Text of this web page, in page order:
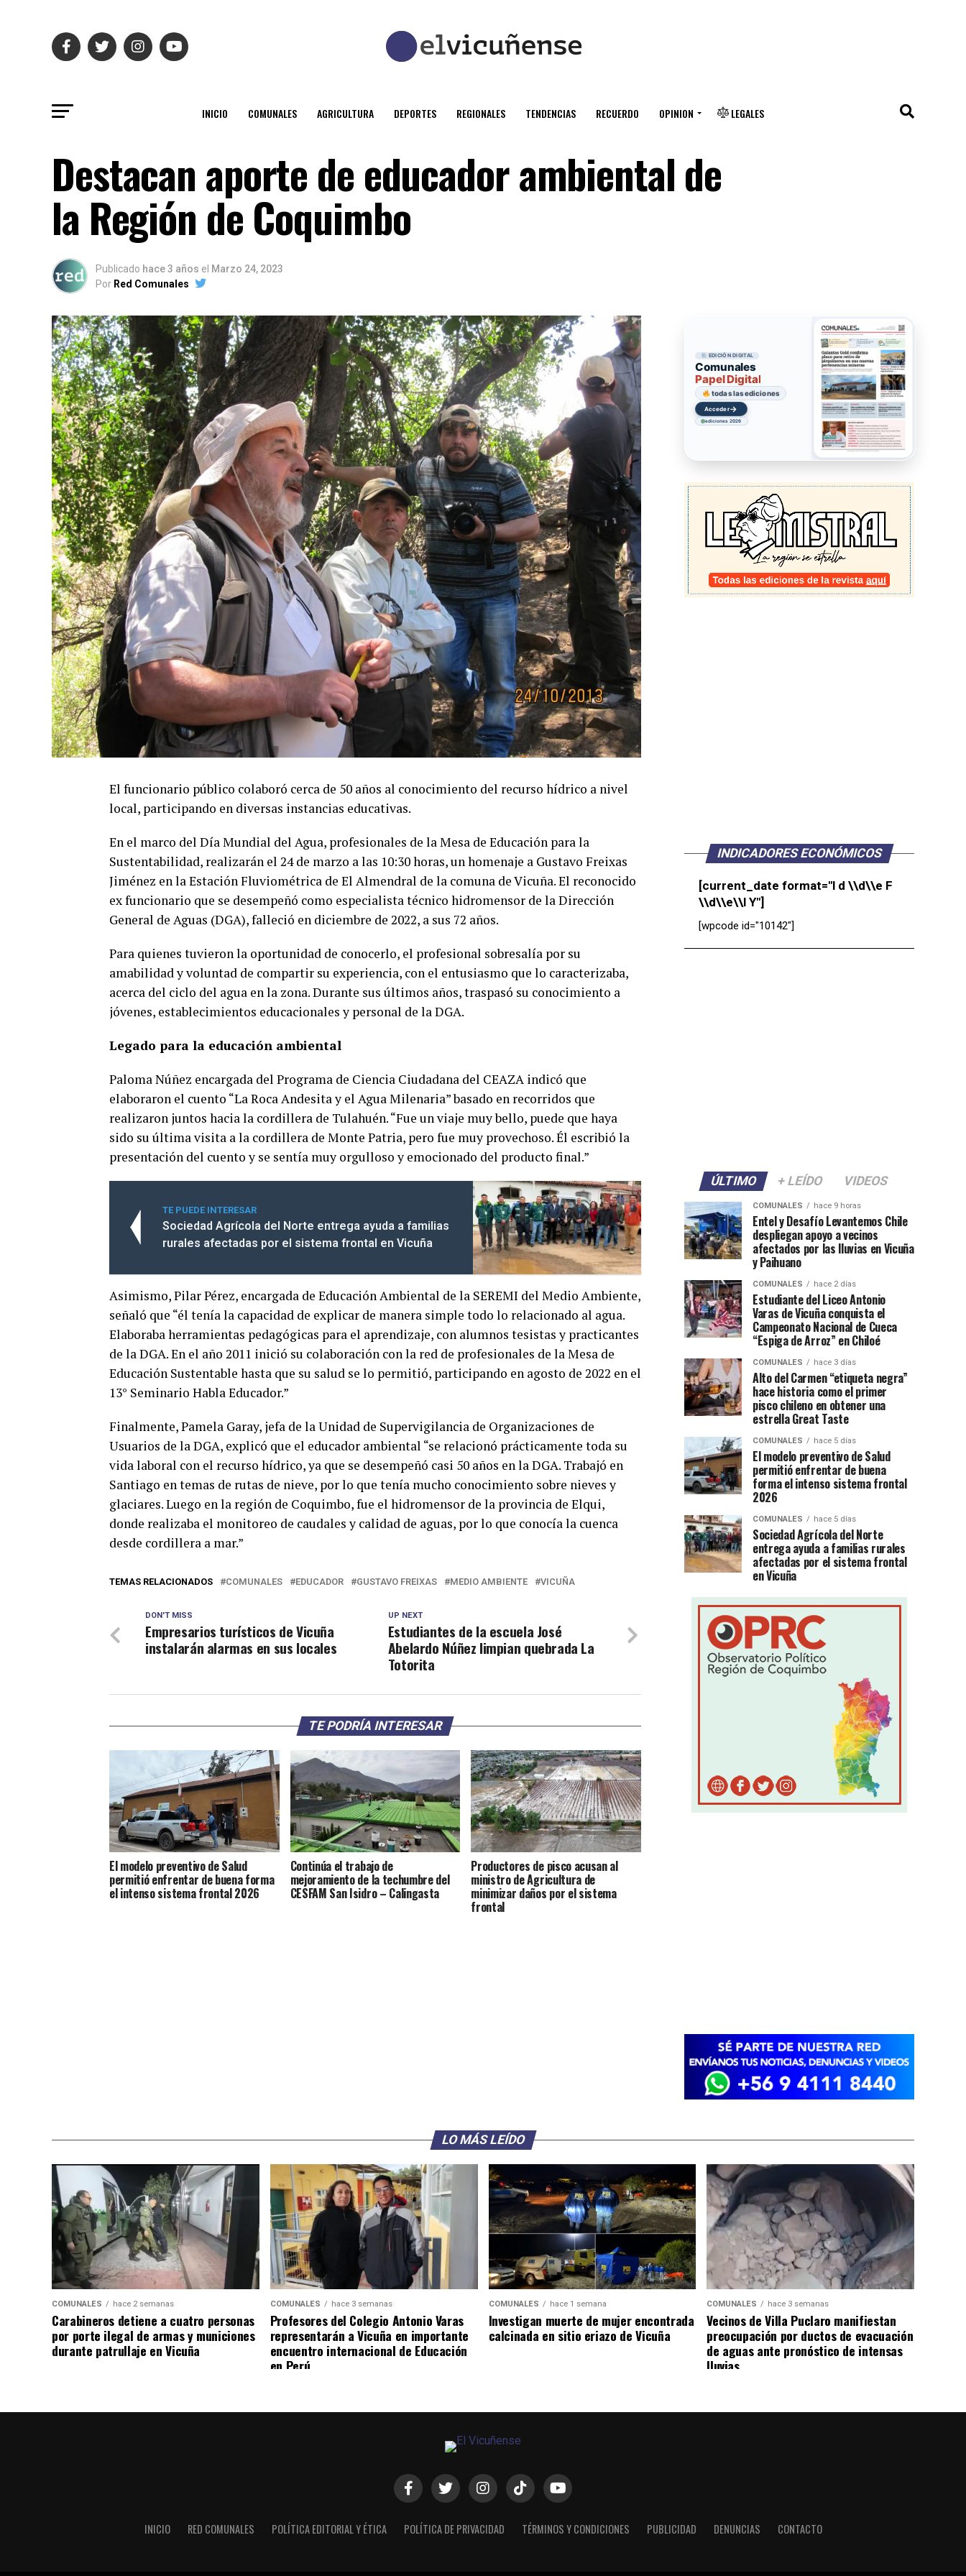
INICIO COMUNALES AGRICULTURA DEPORTES REGIONALES TENDENCIAS RECUERDO OPINION LEGALES
Destacan aporte de educador ambiental de
la Región de Coquimbo
Publicado hace 3 años el Marzo 24, 2023
Por Red Comunales
El funcionario público colaboró cerca de 50 años al conocimiento del recurso hídrico a nivel
local, participando en diversas instancias educativas.
En el marco del Día Mundial del Agua, profesionales de la Mesa de Educación para la
Sustentabilidad, realizarán el 24 de marzo a las 10:30 horas, un homenaje a Gustavo Freixas
Jiménez en la Estación Fluviométrica de El Almendral de la comuna de Vicuña. El reconocido
ex funcionario que se desempeñó como especialista técnico hidromensor de la Dirección
General de Aguas (DGA), falleció en diciembre de 2022, a sus 72 años.
Para quienes tuvieron la oportunidad de conocerlo, el profesional sobresalía por su
amabilidad y voluntad de compartir su experiencia, con el entusiasmo que lo caracterizaba,
acerca del ciclo del agua en la zona. Durante sus últimos años, traspasó su conocimiento a
jóvenes, establecimientos educacionales y personal de la DGA.
Legado para la educación ambiental
Paloma Núñez encargada del Programa de Ciencia Ciudadana del CEAZA indicó que
elaboraron el cuento “La Roca Andesita y el Agua Milenaria” basado en recorridos que
realizaron juntos hacia la cordillera de Tulahuén. “Fue un viaje muy bello, puede que haya
sido su última visita a la cordillera de Monte Patria, pero fue muy provechoso. Él escribió la
presentación del cuento y se sentía muy orgulloso y emocionado del producto final.”
TE PUEDE INTERESAR
Sociedad Agrícola del Norte entrega ayuda a familias
rurales afectadas por el sistema frontal en Vicuña
Asimismo, Pilar Pérez, encargada de Educación Ambiental de la SEREMI del Medio Ambiente,
señaló que “él tenía la capacidad de explicar de manera simple todo lo relacionado al agua.
Elaboraba herramientas pedagógicas para el aprendizaje, con alumnos tesistas y practicantes
de la DGA. En el año 2011 inició su colaboración con la red de profesionales de la Mesa de
Educación Sustentable hasta que su salud se lo permitió, participando en agosto de 2022 en el
13° Seminario Habla Educador.”
Finalmente, Pamela Garay, jefa de la Unidad de Supervigilancia de Organizaciones de
Usuarios de la DGA, explicó que el educador ambiental “se relacionó prácticamente toda su
vida laboral con el recurso hídrico, ya que se desempeñó casi 50 años en la DGA. Trabajó en
Santiago en temas de rutas de nieve, por lo que tenía mucho conocimiento sobre nieves y
glaciares. Luego en la región de Coquimbo, fue el hidromensor de la provincia de Elqui,
donde realizaba el monitoreo de caudales y calidad de aguas, por lo que conocía la cuenca
desde cordillera a mar.”
TEMAS RELACIONADOS COMUNALES EDUCADOR GUSTAVO FREIXAS MEDIO AMBIENTE VICUÑA
UP NEXT
Estudiantes de la escuela José
Abelardo Núñez limpian quebrada La
Totorita
DON'T MISS
Empresarios turísticos de Vicuña
instalarán alarmas en sus locales
TE PODRÍA INTERESAR
El modelo preventivo de Salud
permitió enfrentar de buena forma
el intenso sistema frontal 2026
Continúa el trabajo de
mejoramiento de la techumbre del
CESFAM San Isidro – Calingasta
Productores de pisco acusan al
ministro de Agricultura de
minimizar daños por el sistema
frontal
EDICIÓN DIGITAL
Comunales
Papel Digital
todas las ediciones
Acceder→
ediciones 2026
INDICADORES ECONÓMICOS
[current_date format="l d \\d\\e F
\\d\\e\\l Y"]
[wpcode id="10142"]
ÚLTIMO + LEÍDO VIDEOS
COMUNALES hace 9 horas
Entel y Desafío Levantemos Chile
despliegan apoyo a vecinos
afectados por las lluvias en Vicuña
y Paihuano
COMUNALES hace 2 días
Estudiante del Liceo Antonio
Varas de Vicuña conquista el
Campeonato Nacional de Cueca
“Espiga de Arroz” en Chiloé
COMUNALES hace 3 días
Alto del Carmen “etiqueta negra”
hace historia como el primer
pisco chileno en obtener una
estrella Great Taste
COMUNALES hace 5 días
El modelo preventivo de Salud
permitió enfrentar de buena
forma el intenso sistema frontal
2026
COMUNALES hace 5 días
Sociedad Agrícola del Norte
entrega ayuda a familias rurales
afectadas por el sistema frontal
en Vicuña
LO MÁS LEÍDO
COMUNALES hace 2 semanas
Carabineros detiene a cuatro personas
por porte ilegal de armas y municiones
durante patrullaje en Vicuña
COMUNALES hace 3 semanas
Profesores del Colegio Antonio Varas
representarán a Vicuña en importante
encuentro internacional de Educación
en Perú
COMUNALES hace 1 semana
Investigan muerte de mujer encontrada
calcinada en sitio eriazo de Vicuña
COMUNALES hace 3 semanas
Vecinos de Villa Puclaro manifiestan
preocupación por ductos de evacuación
de aguas ante pronóstico de intensas
lluvias
INICIO RED COMUNALES POLÍTICA EDITORIAL Y ÉTICA POLÍTICA DE PRIVACIDAD TÉRMINOS Y CONDICIONES PUBLICIDAD DENUNCIAS CONTACTO